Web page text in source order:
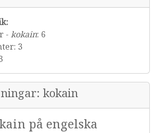
- kokain: 6
3
kokain
på engelska